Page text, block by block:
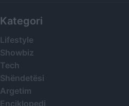
Kategori
Lifestyle
Showbiz
Tech
Shëndetësi
Argetim
Enciklopedi